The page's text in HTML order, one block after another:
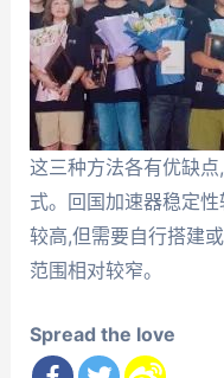
这三种方法各有优缺
式。回国加速器稳定
较高,但需要自行搭建
范围相对较窄。
Spread the love